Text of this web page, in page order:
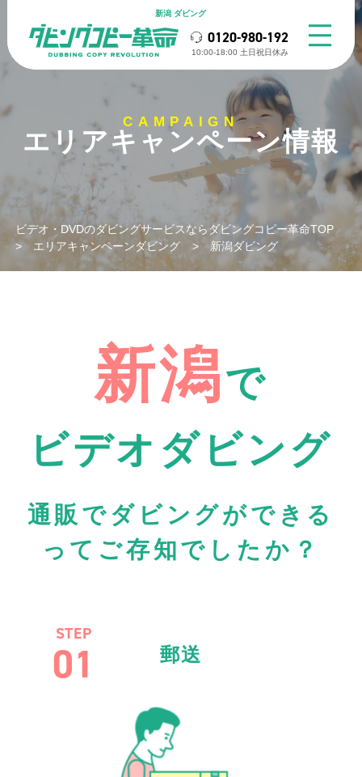
新潟 ダビング
0120-980-192
10:00-18:00 ⼟⽇祝⽇休み
CAMPAIGN
エリアキャンペーン情報
ビデオ・DVDのダビングサービスならダビングコピー革命TOP
> エリアキャンペーンダビング > 新潟ダビング
新潟で
ビデオダビング
通販でダビングができる
ってご存知でしたか？
STEP
01 郵送